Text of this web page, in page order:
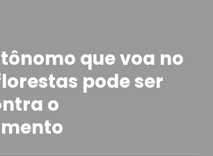
que voa no
pode ser
o